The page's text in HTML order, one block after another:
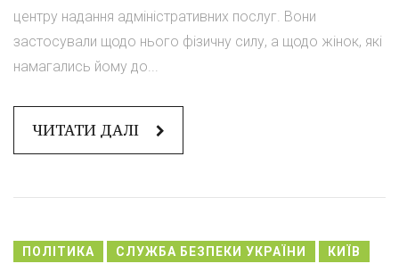
центру надання адміністративних послуг. Вони
застосували щодо нього фізичну силу, а щодо жінок, які
намагались йому до...
ЧИТАТИ ДАЛІ
ПОЛІТИКА СЛУЖБА БЕЗПЕКИ УКРАЇНИ КИЇВ